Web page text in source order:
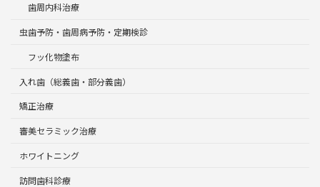
歯周内科治療
虫歯予防・歯周病予防・定期検診
フッ化物塗布
入れ歯（総義歯・部分義歯）
矯正治療
審美セラミック治療
ホワイトニング
訪問歯科診療